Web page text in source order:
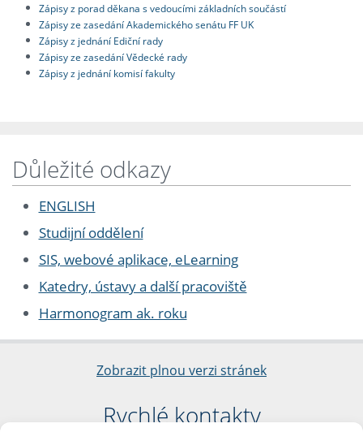
Zápisy z porad děkana s vedoucími základních součástí
Zápisy ze zasedání Akademického senátu FF UK
Zápisy z jednání Ediční rady
Zápisy ze zasedání Vědecké rady
Zápisy z jednání komisí fakulty
Důležité odkazy
ENGLISH
Studijní oddělení
SIS, webové aplikace, eLearning
Katedry, ústavy a další pracoviště
Harmonogram ak. roku
Zobrazit plnou verzi stránek
Rychlé kontakty